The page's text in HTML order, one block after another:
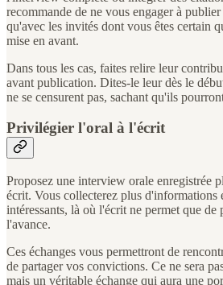
recommande de ne vous engager à
qu'avec les invités dont vous êtes certain
mise en avant.
Dans tous les cas, faites relire leur
avant publication. Dites-le leur dès le
ne se censurent pas, sachant qu'ils
Privilégier l'oral à l'écrit
Proposez une interview orale enregistrée
écrit. Vous collecterez plus d'informations
intéressants, là où l'écrit ne permet que de
l'avance.
Ces échanges vous permettront de
de partager vos convictions. Ce ne sera
mais un véritable échange qui aura une